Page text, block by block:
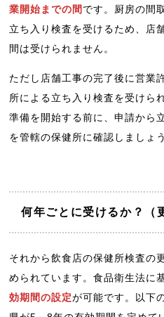
業開始までの間です。厨房の間
立ち入り検査を受けるため、店
間は受けられません。
ただし店舗工事の完了後に営業
所による立ち入り検査を受けら
準備を開始する前に、申請から
を管轄の保健所に確認しましょう
何年ごとに受けるか？（
それから飲食店の保健所検査の
められています。食品衛生法に
効期間の設定が可能です。以下